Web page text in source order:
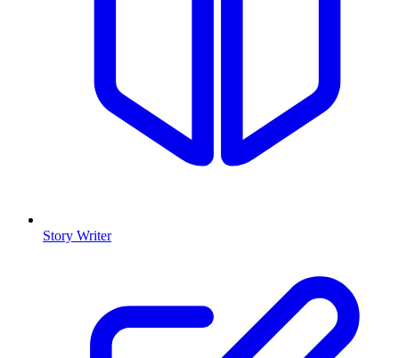
Story Writer